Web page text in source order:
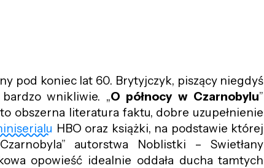
pod koniec lat 60. Brytyjczyk, piszący niegdyś
wnikliwie. „O północy w Czarnobylu”
obszerna literatura faktu, dobre uzupełnienie
HBO oraz książki, na podstawie której
autorstwa Noblistki –Swietłany
opowieść idealnie oddała ducha tamtych